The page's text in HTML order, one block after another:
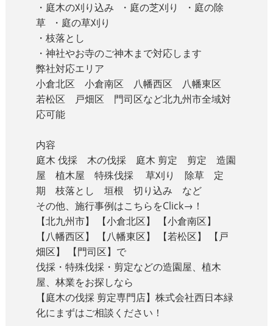
・庭木の刈り込み ・庭の芝刈り ・庭の除
草 ・庭の草刈り
・枝落とし
・神社やお寺のご神木まで対応します
弊社対応エリア
小倉北区 小倉南区 八幡西区 八幡東区
若松区 戸畑区 門司区など北九州市全域対
応可能
内容
庭木 伐採 木の伐採 庭木 剪定 剪定 造園
屋 植木屋 特殊伐採 草刈り 除草 定
期 枝落とし 垣根 切り込み など
その他、施行事例はこちらをClick→！
【北九州市】 【小倉北区】 【小倉南区】
【八幡西区】 【八幡東区】 【若松区】 【戸
畑区】 【門司区】で
伐採・特殊伐採・剪定などの造園屋、植木
屋、林業をお探しなら
【庭木の伐採 剪定専門店】株式会社西日本緑
化にまずはご相談ください！